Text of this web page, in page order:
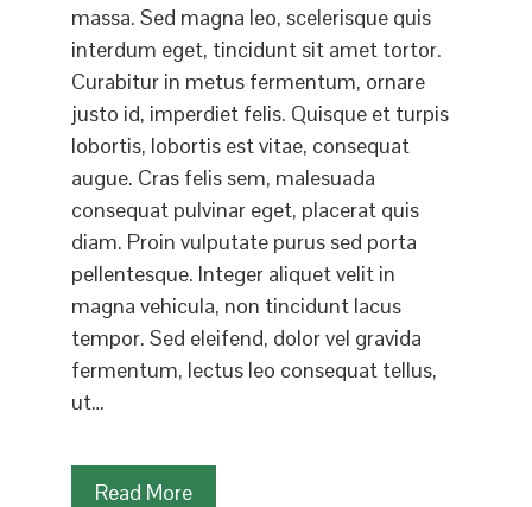
massa. Sed magna leo, scelerisque quis
interdum eget, tincidunt sit amet tortor.
Curabitur in metus fermentum, ornare
justo id, imperdiet felis. Quisque et turpis
lobortis, lobortis est vitae, consequat
augue. Cras felis sem, malesuada
consequat pulvinar eget, placerat quis
diam. Proin vulputate purus sed porta
pellentesque. Integer aliquet velit in
magna vehicula, non tincidunt lacus
tempor. Sed eleifend, dolor vel gravida
fermentum, lectus leo consequat tellus,
ut…
Read More